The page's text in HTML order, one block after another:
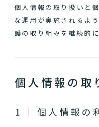
個人情報の取り扱いと
な運用が実施されるよ
護の取り組みを継続的
個人情報の取
個人情報の